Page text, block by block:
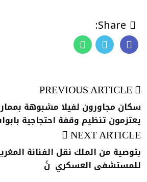
سكان مجاورون لفيلا مشبوهة
يعتزمون تنظيم وقفة احتجاجية
NEXT ARTICLE
بتوصية من الملك نقل الفنانة
للمستشفى العسكري نُ